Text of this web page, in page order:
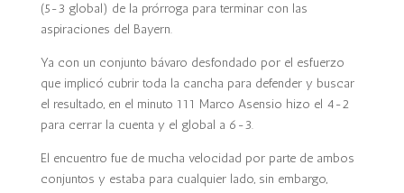
(5-3 global) de la prórroga para terminar con las
aspiraciones del Bayern.
Ya con un conjunto bávaro desfondado por el esfuerzo
que implicó cubrir toda la cancha para defender y buscar
el resultado, en el minuto 111 Marco Asensio hizo el 4-2
para cerrar la cuenta y el global a 6-3.
El encuentro fue de mucha velocidad por parte de ambos
conjuntos y estaba para cualquier lado, sin embargo,